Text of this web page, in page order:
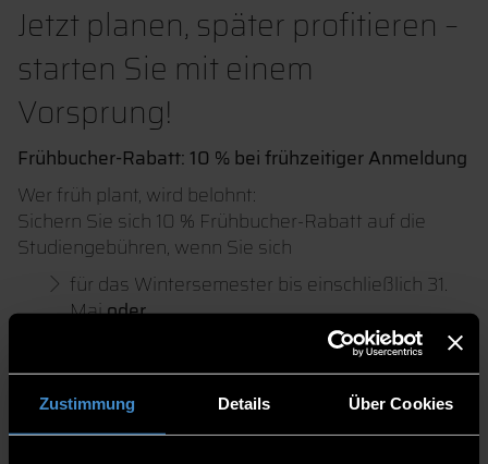
Zustimmung Details Über Cookies
Jetzt planen, später profitieren –
starten Sie mit einem
Vorsprung!
Frühbucher-Rabatt: 10 % bei frühzeitiger Anmeldung
Wer früh plant, wird belohnt:
Sichern Sie sich 10 % Frühbucher-Rabatt auf die
Studiengebühren, wenn Sie sich
für das Wintersemester bis einschließlich 31.
Maioder
für das Sommersemester bis einschließlich 30.
für einen Studiengang am Zentrum für Akademische
Weiterbildung anmelden.